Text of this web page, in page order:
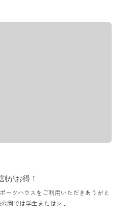
がお得！
ーツハウスをご利用いただきありがと
園では学生またはシ...